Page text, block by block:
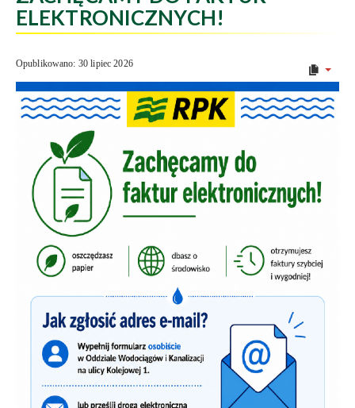
ELEKTRONICZNYCH!
Opublikowano: 30 lipiec 2026